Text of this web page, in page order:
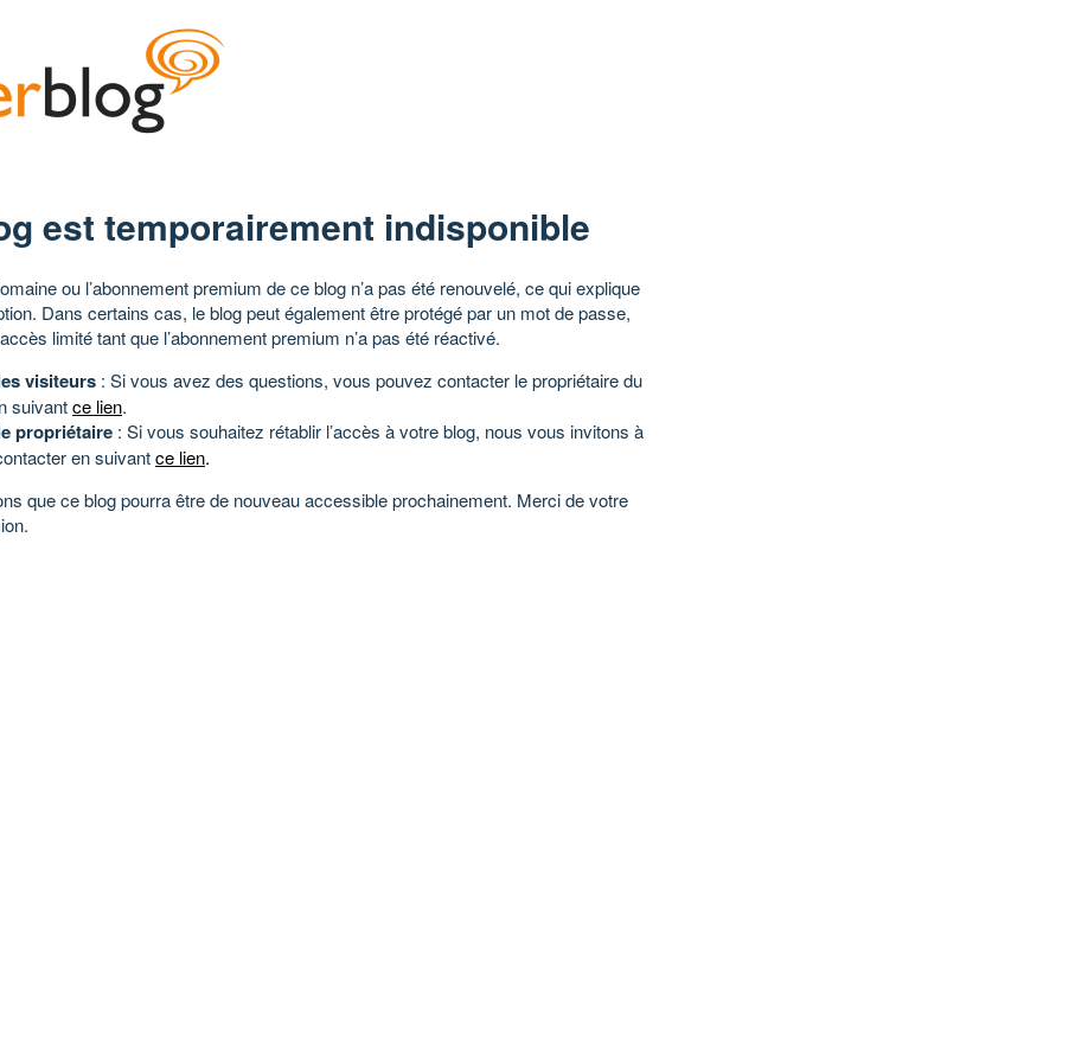
est temporairement indisponible
ou l’abonnement premium de ce blog n’a pas été renouvelé, ce qui explique
Dans certains cas, le blog peut également être protégé par un mot de passe,
limité tant que l’abonnement premium n’a pas été réactivé.
visiteurs : Si vous avez des questions, vous pouvez contacter le propriétaire du
suivantce lien.
propriétaire : Si vous souhaitez rétablir l’accès à votre blog, nous vous invitons à
en suivantce lien.
que ce blog pourra être de nouveau accessible prochainement. Merci de votre